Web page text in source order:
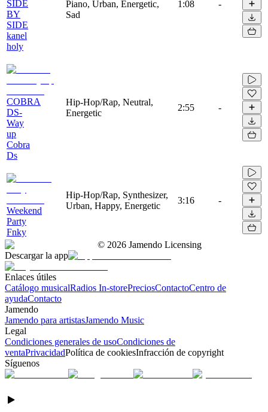
SIDE
BY
SIDE
kanel
holy
Piano, Urban, Energetic,
Sad
1:08 -
COBRA
DS-
Way
up
Cobra
Ds
Hip-Hop/Rap, Neutral,
Energetic
2:55 -
Weekend
Party
Fnky
Hip-Hop/Rap, Synthesizer,
Urban, Happy, Energetic
3:16 -
© 2026 Jamendo Licensing
Descargar la app
Enlaces útiles
Catálogo musicalRadios In-storePreciosContactoCentro de
ayudaContacto
Jamendo
Jamendo para artistasJamendo Music
Legal
Condiciones generales de usoCondiciones de
ventaPrivacidadPolítica de cookiesInfracción de copyright
Síguenos